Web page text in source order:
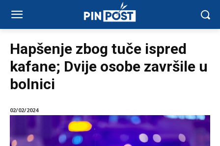
Hapšenje zbog tuče ispred
kafane; Dvije osobe završile u
bolnici
02/02/2024